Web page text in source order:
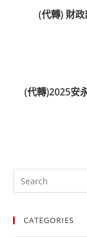
(代轉) 財
(代轉)2025安
CATEGORIES